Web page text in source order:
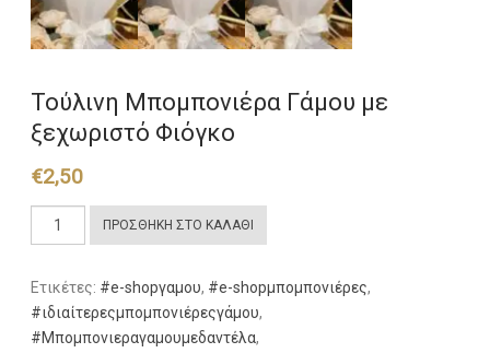
Τούλινη Μπομπονιέρα Γάμου με
ξεχωριστό Φιόγκο
€2,50
Τούλινη
Μπομπονιέρα
με
ξεχωριστό
Φιόγκο
ΠΡΟΣΘΉΚΗ ΣΤΟ ΚΑΛΆΘΙ
Ετικέτες: #e-shopγαμου, #e-shopμπομπονιέρες,
#ιδιαίτερεςμπομπονιέρεςγάμου,
#Μπομπονιεραγαμουμεδαντέλα,